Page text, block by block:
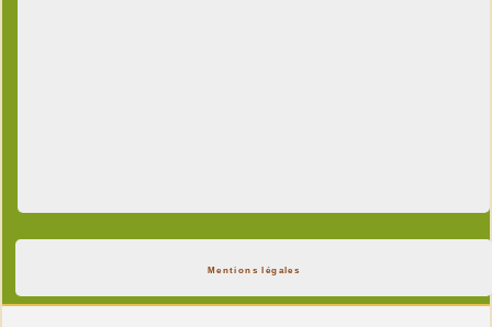
Mentions légales